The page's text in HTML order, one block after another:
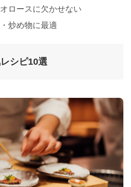
ロースに欠かせない
炒め物に最適
シピ10選